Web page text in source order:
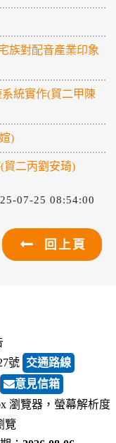
族對配音產業印象
統實作(貿二甲陳
)
貿二丙劉安琦)
07-25 08:54:00
回上頁
號 交通路線
意見信箱
瀏覽器，螢幕解析度
覽